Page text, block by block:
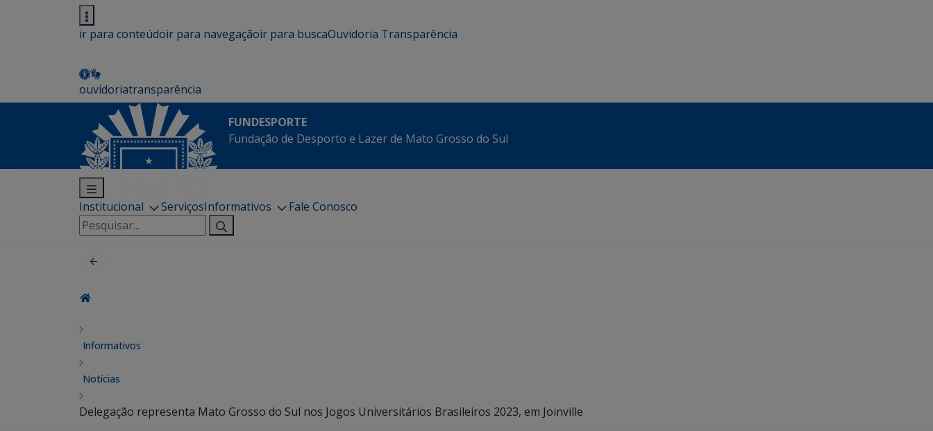
ir para conteúdoir para navegaçãoir para buscaOuvidoria Transparência
ouvidoriatransparência
FUNDESPORTE
Fundação de Desporto e Lazer de Mato Grosso do Sul
Institucional ServiçosInformativos
Fale Conosco
Pesquisar
por:
Informativos
Notícias
Delegação representa Mato Grosso do Sul nos Jogos Universitários Brasileiros 2023, em Joinville